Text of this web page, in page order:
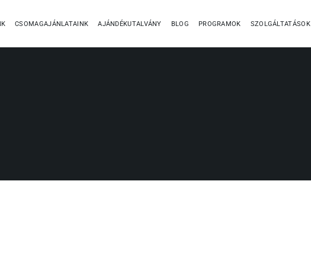
CSOMAGAJÁNLATAINK AJÁNDÉKUTALVÁNY BLOG PROGRAMOK SZOLGÁLTATÁSOK